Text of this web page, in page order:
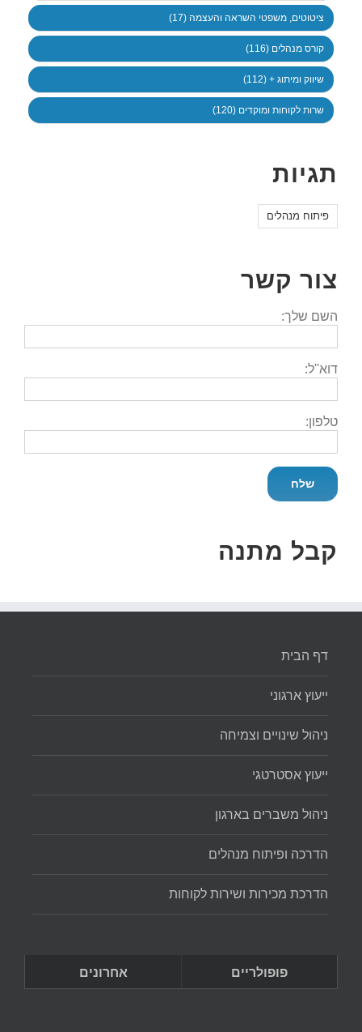
ציטוטים, משפטי השראה והעצמה (17)
קורס מנהלים (116)
שיווק ומיתוג + (112)
שרות לקוחות ומוקדים (120)
תגיות
פיתוח מנהלים
צור קשר
השם שלך:
דוא''ל:
טלפון:
קבל מתנה
דף הבית
ייעוץ ארגוני
ניהול שינויים וצמיחה
ייעוץ אסטרטגי
ניהול משברים בארגון
הדרכה ופיתוח מנהלים
הדרכת מכירות ושירות לקוחות
פופולריים אחרונים